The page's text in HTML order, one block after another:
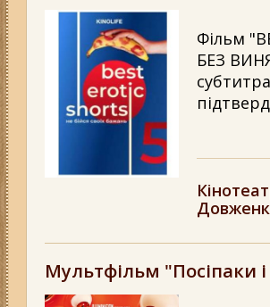
Фільм
БЕЗ
Мультфільм "Посіпаки